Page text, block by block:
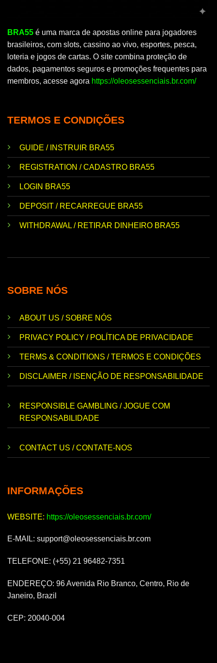
BRA55 é uma marca de apostas online para jogadores
brasileiros, com slots, cassino ao vivo, esportes, pesca,
loteria e jogos de cartas. O site combina proteção de
dados, pagamentos seguros e promoções frequentes para
membros, acesse agora https://oleosessenciais.br.com/
TERMOS E CONDIÇÕES
GUIDE / INSTRUIR BRA55
REGISTRATION / CADASTRO BRA55
LOGIN BRA55
DEPOSIT / RECARREGUE BRA55
WITHDRAWAL / RETIRAR DINHEIRO BRA55
SOBRE NÓS
ABOUT US / SOBRE NÓS
PRIVACY POLICY / POLÍTICA DE PRIVACIDADE
TERMS & CONDITIONS / TERMOS E CONDIÇÕES
DISCLAIMER / ISENÇÃO DE RESPONSABILIDADE
RESPONSIBLE GAMBLING / JOGUE COM
RESPONSABILIDADE
CONTACT US / CONTATE-NOS
INFORMAÇÕES
WEBSITE: https://oleosessenciais.br.com/
E-MAIL: support@oleosessenciais.br.com
TELEFONE: (+55) 21 96482-7351
ENDEREÇO: 96 Avenida Rio Branco, Centro, Rio de
Janeiro, Brazil
CEP: 20040-004